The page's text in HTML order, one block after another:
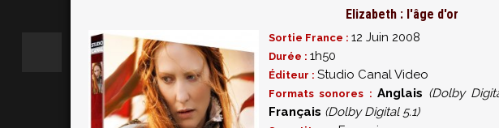
Elizabeth : l'âge d'or
Sortie France :12 Juin 2008
Durée :1h50
Éditeur :Studio Canal Video
Formats sonores : Anglais (Dolby
Français (Dolby Digital 5.1)